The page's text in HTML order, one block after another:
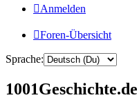
Anmelden
Foren-Übersicht
Sprache: